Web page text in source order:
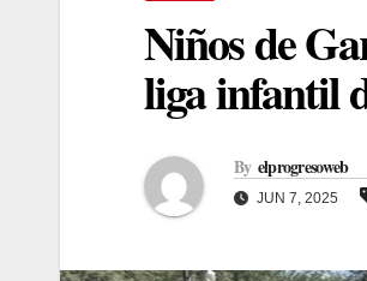
Niños de
liga infantil
By elprogresoweb
JUN 7, 2025